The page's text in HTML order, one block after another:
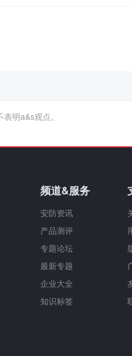
明a&s观点。
频道&服务
安防资讯
产品测评
专题论坛
最新专题
企业大全
知识标签